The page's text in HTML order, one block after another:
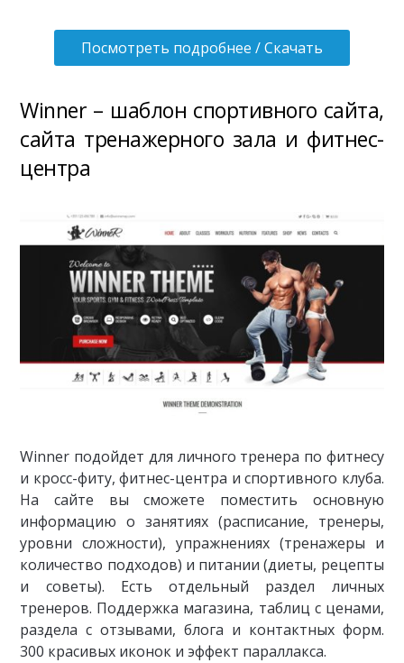
Посмотреть подробнее / Скачать
Winner – шаблон спортивного сайта,
сайта тренажерного зала и фитнес-
центра
Winner подойдет для личного тренера по фитнесу
и кросс-фиту, фитнес-центра и спортивного клуба.
На сайте вы сможете поместить основную
информацию о занятиях (расписание, тренеры,
уровни сложности), упражнениях (тренажеры и
количество подходов) и питании (диеты, рецепты
и советы). Есть отдельный раздел личных
тренеров. Поддержка магазина, таблиц с ценами,
раздела с отзывами, блога и контактных форм.
300 красивых иконок и эффект параллакса.